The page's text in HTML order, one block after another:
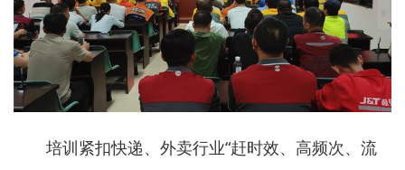
培训紧扣快递、外卖行业“赶时效、高频次、流